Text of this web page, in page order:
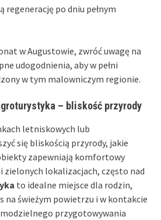
regenerację po dniu pełnym
w Augustowie, zwróć uwagę na
udogodnienia, aby w pełni
w tym malowniczym regionie.
– bliskość przyrody
letniskowych lub
się bliskością przyrody, jakie
zapewniają komfortowy
zielonych lokalizacjach, często nad
to idealne miejsce dla rodzin,
na świeżym powietrzu i w kontakcie
przygotowywania